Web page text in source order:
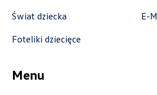
ul. Farbiarska 25a,
+48 228 991 966
Świat dziecka
E-
Foteliki dziecięce
Menu